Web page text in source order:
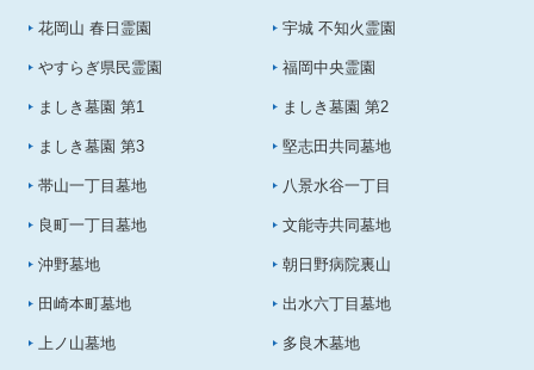
花岡山 春日霊園 宇城 不知火霊園
やすらぎ県民霊園 福岡中央霊園
ましき墓園 第1 ましき墓園 第2
ましき墓園 第3 堅志田共同墓地
帯山一丁目墓地 八景水谷一丁目
良町一丁目墓地 文能寺共同墓地
沖野墓地 朝日野病院裏山
田崎本町墓地 出水六丁目墓地
上ノ山墓地 多良木墓地